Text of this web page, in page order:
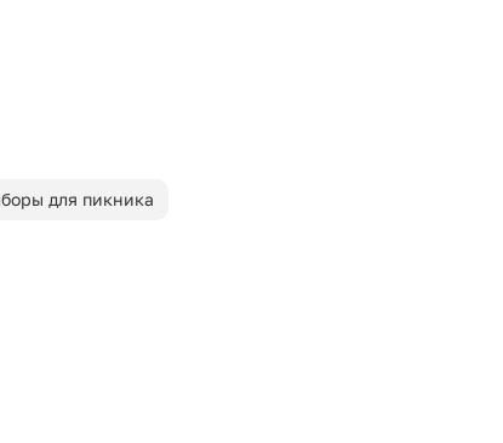
для пикника